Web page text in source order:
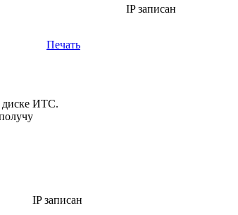
IP записан
Печать
диске ИТС.
IP записан